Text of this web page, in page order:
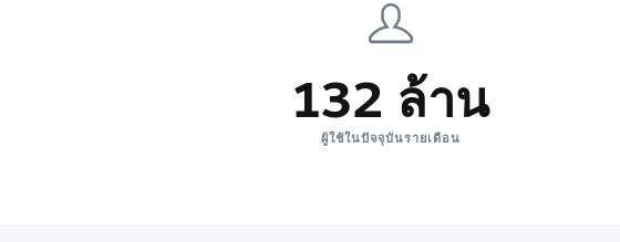
132 ล้าน
ผู้ใช้ในปัจจุบันรายเดือน